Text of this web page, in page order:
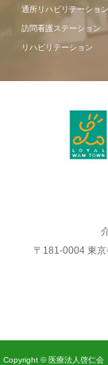
通所リハビリテーション
訪問看護ステーション
リハビリテーション
〒181-0004 東
Copyright © 医療法人啓仁会